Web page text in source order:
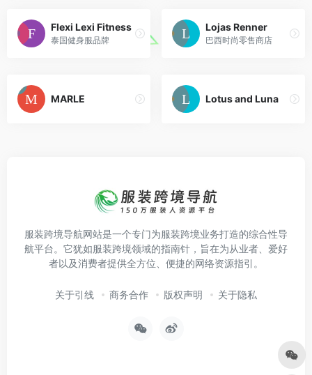
Flexi Lexi Fitness
泰国健身服品牌
Lojas Renner
巴西时尚零售商店
MARLE Lotus and Luna
服装跨境导航网站是一个专门为服装跨境业务打造的综合性导
航平台。它犹如服装跨境领域的指南针，旨在为从业者、爱好
者以及消费者提供全方位、便捷的网络资源指引。
关于引线 商务合作 版权声明 关于隐私